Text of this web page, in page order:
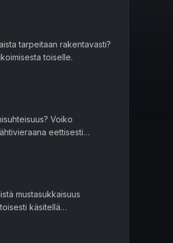
tarpeitaan rakentavasti?
toiselle.
Voiko
eettisesti
mustasukkaisuus
käsitellä